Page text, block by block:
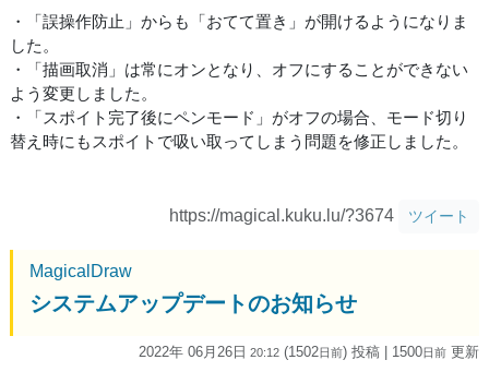
・「誤操作防止」からも「おてて置き」が開けるようになりま
した。
・「描画取消」は常にオンとなり、オフにすることができない
よう変更しました。
・「スポイト完了後にペンモード」がオフの場合、モード切り
替え時にもスポイトで吸い取ってしまう問題を修正しました。
https://magical.kuku.lu/?3674 ツイート
MagicalDraw
システムアップデートのお知らせ
2022年 06月26日 20:12 (1502日前) 投稿 | 1500日前 更新